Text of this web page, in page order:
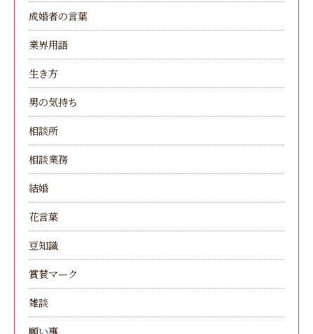
成婚者の言葉
業界用語
生き方
男の気持ち
相談所
相談業務
結婚
花言葉
豆知識
賞賛マーク
雑談
願い事